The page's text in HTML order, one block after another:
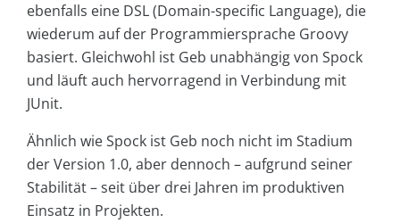
ebenfalls eine DSL (Domain-specific Language), die
wiederum auf der Programmiersprache Groovy
basiert. Gleichwohl ist Geb unabhängig von Spock
und läuft auch hervorragend in Verbindung mit
JUnit.
Ähnlich wie Spock ist Geb noch nicht im Stadium
der Version 1.0, aber dennoch – aufgrund seiner
Stabilität – seit über drei Jahren im produktiven
Einsatz in Projekten.